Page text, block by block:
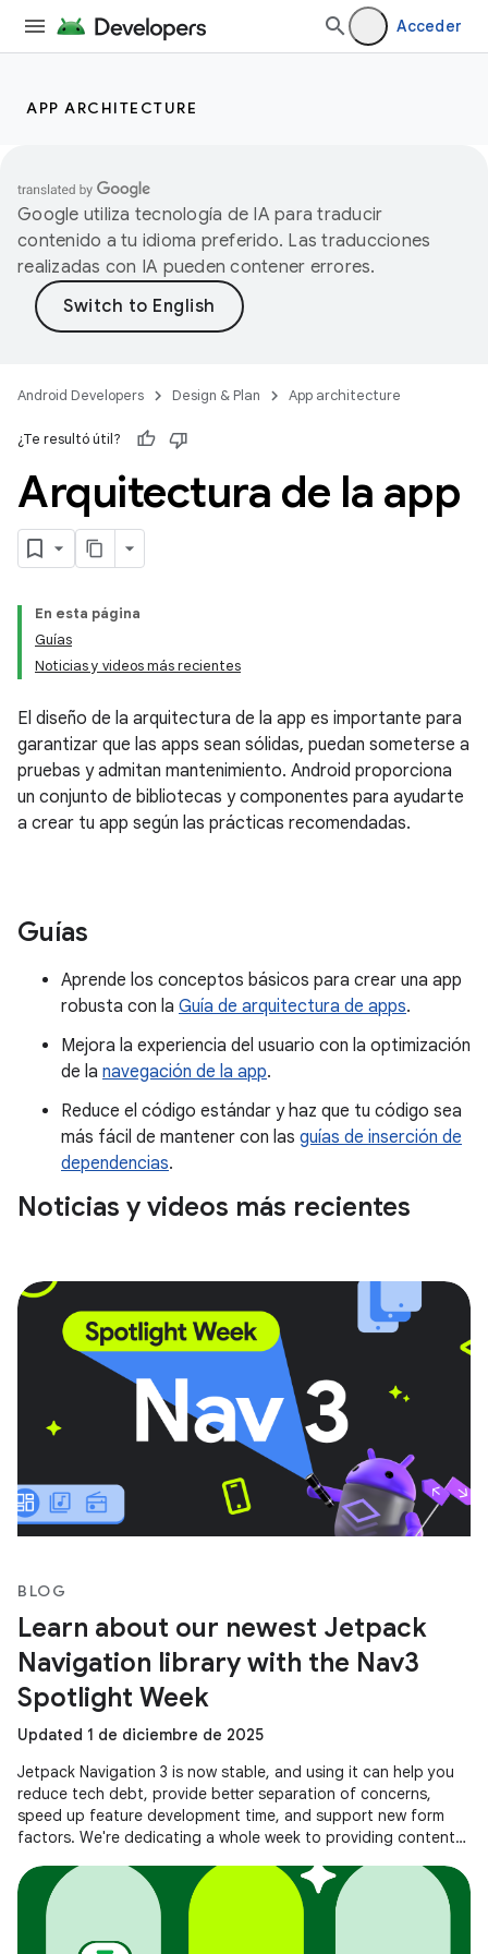
Acceder
APP ARCHITECTURE
Google utiliza tecnología de IA para traducir
contenido a tu idioma preferido. Las traducciones
realizadas con IA pueden contener errores.
Android Developers Design & Plan App architecture
¿Te resultó útil?
Arquitectura de la app
En esta página
Guías
Noticias y videos más recientes
El diseño de la arquitectura de la app es importante para
garantizar que las apps sean sólidas, puedan someterse a
pruebas y admitan mantenimiento. Android proporciona
un conjunto de bibliotecas y componentes para ayudarte
a crear tu app según las prácticas recomendadas.
Guías
Aprende los conceptos básicos para crear una app
robusta con la Guía de arquitectura de apps.
Mejora la experiencia del usuario con la optimización
de la navegación de la app.
Reduce el código estándar y haz que tu código sea
más fácil de mantener con las guías de inserción de
dependencias.
Noticias y videos más recientes
BLOG
Learn about our newest Jetpack
Navigation library with the Nav3
Spotlight Week
Updated 1 de diciembre de 2025
Jetpack Navigation 3 is now stable, and using it can help you
reduce tech debt, provide better separation of concerns,
speed up feature development time, and support new form
factors. We're dedicating a whole week to providing content